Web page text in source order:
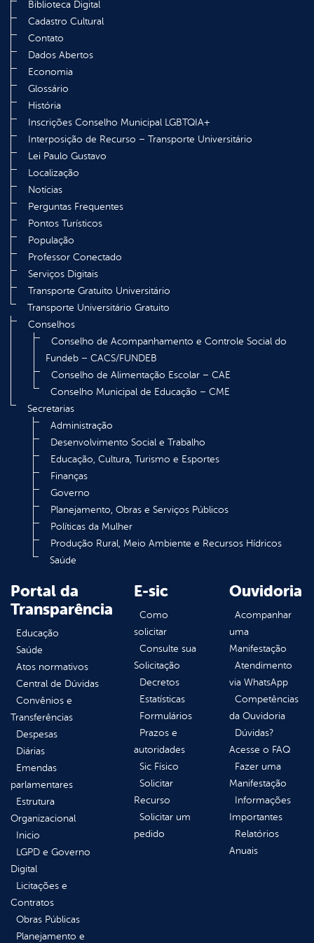
Biblioteca Digital
Cadastro Cultural
Contato
Dados Abertos
Economia
Glossário
História
Inscrições Conselho Municipal LGBTQIA+
Interposição de Recurso – Transporte Universitário
Lei Paulo Gustavo
Localização
Notícias
Perguntas Frequentes
Pontos Turísticos
População
Professor Conectado
Serviços Digitais
Transporte Gratuito Universitário
Transporte Universitário Gratuito
Conselhos
Conselho de Acompanhamento e Controle Social do
Fundeb – CACS/FUNDEB
Conselho de Alimentação Escolar – CAE
Conselho Municipal de Educação – CME
Secretarias
Administração
Desenvolvimento Social e Trabalho
Educação, Cultura, Turismo e Esportes
Finanças
Governo
Planejamento, Obras e Serviços Públicos
Políticas da Mulher
Produção Rural, Meio Ambiente e Recursos Hídricos
Saúde
Portal da
Transparência
Educação
Saúde
Atos normativos
Central de Dúvidas
Convênios e
Transferências
Despesas
Diárias
Emendas
parlamentares
Estrutura
Organizacional
Inicio
LGPD e Governo
Digital
Licitações e
Contratos
Obras Públicas
Planejamento e
E-sic
Como
solicitar
Consulte sua
Solicitação
Decretos
Estatísticas
Formulários
Prazos e
autoridades
Sic Físico
Solicitar
Recurso
Solicitar um
pedido
Ouvidoria
Acompanhar
uma
Manifestação
Atendimento
via WhatsApp
Competências
da Ouvidoria
Dúvidas?
Acesse o FAQ
Fazer uma
Manifestação
Informações
Importantes
Relatórios
Anuais